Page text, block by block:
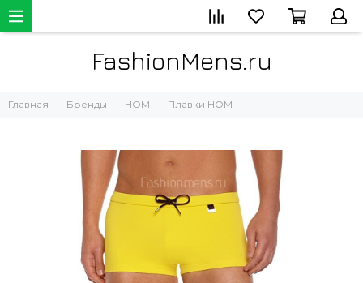
FashionMens.ru
Главная Бренды HOM Плавки HOM